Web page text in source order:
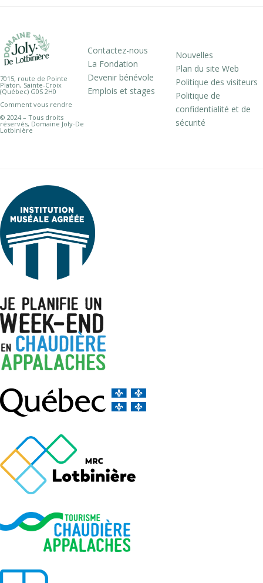
7015, route de Pointe
Platon, Sainte-Croix
(Québec) G0S 2H0
Comment vous rendre
© 2024 – Tous droits
réservés, Domaine Joly-De
Lotbinière
Contactez-nous
La Fondation
Devenir bénévole
Emplois et stages
Nouvelles
Plan du site Web
Politique des visiteurs
Politique de
confidentialité et de
sécurité